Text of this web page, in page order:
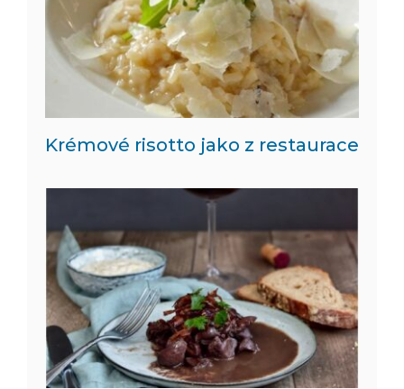
Krémové risotto jako z restaurace